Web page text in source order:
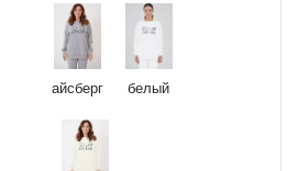
айсберг белый